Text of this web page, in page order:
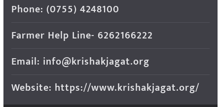
Phone: (0755) 4248100
Farmer Help Line- 6262166222
Email: info@krishakjagat.org
Website: https://www.krishakjagat.org/